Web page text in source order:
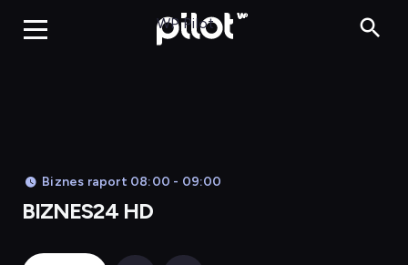
WP Pilot
Biznes raport 08:00 - 09:00
BIZNES24 HD